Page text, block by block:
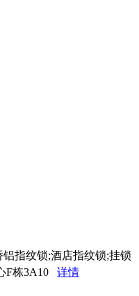
指纹锁;酒店指纹锁;挂锁
F栋3A10 详情